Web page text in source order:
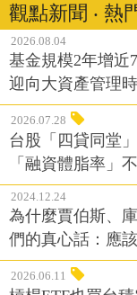
觀點新聞 ‧ 熱
2026.08.04
基金規模2年增近
迎向大資產管理
2026.07.28
台股「四貸同堂
「融資體脂率」
2024.12.24
為什麼賈伯斯、
們的真心話：應
2026.06.11